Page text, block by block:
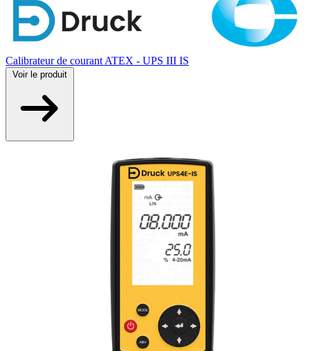
Calibrateur de courant ATEX - UPS III IS
Voir le produit